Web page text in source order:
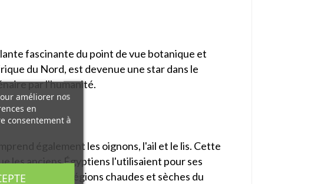
fascinante du point de vue botanique et
du Nord, est devenue une star dans le
par l'humanité.
également les oignons, l'ail et le lis. Cette
les anciens Égyptiens l'utilisaient pour ses
vers d'autres régions chaudes et sèches du
améliorer nos
en
consentement à